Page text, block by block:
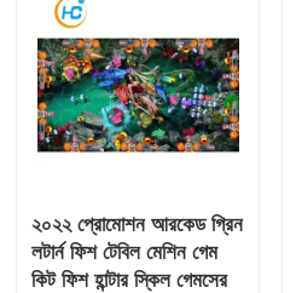
২০২২ প্রোমোশন আরকেড গ্রিন
লটার্ন ফিশ টেবিল মেশিন গেম
কিট ফিশ হান্টার স্কিল গেমসের